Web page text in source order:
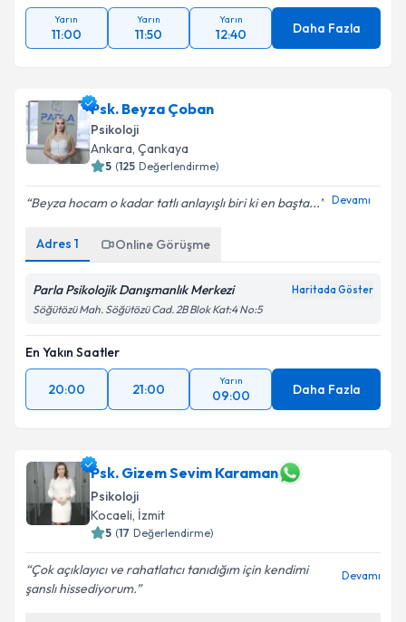
Yarın
11:00
Yarın
11:50
Yarın
12:40 Daha Fazla
Psk. Beyza Çoban
Psikoloji
Ankara, Çankaya
5 (125 Değerlendirme)
Beyza hocam o kadar tatlı anlayışlı biri ki en başta... Devamı
Adres 1 Online Görüşme
Parla Psikolojik Danışmanlık Merkezi Haritada Göster
Söğütözü Mah. Söğütözü Cad. 2B Blok Kat:4 No:5
En Yakın Saatler
20:00 21:00
Yarın
09:00 Daha Fazla
Psk. Gizem Sevim Karaman
Psikoloji
Kocaeli, İzmit
5 (17 Değerlendirme)
Çok açıklayıcı ve rahatlatıcı tanıdığım için kendimi
şanslı hissediyorum.
Devamı